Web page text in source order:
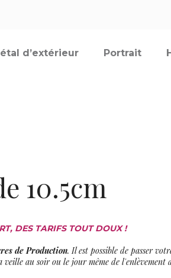
d’extérieur Portrait
10.5cm
DES TARIFS TOUT DOUX !
de Production. Il est possible de passer
veille au soir ou le jour même de